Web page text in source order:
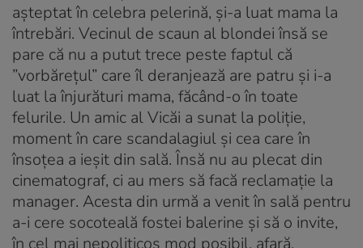
așteptat în celebra pelerină, și-a luat mama la
întrebări. Vecinul de scaun al blondei însă se
pare că nu a putut trece peste faptul că
”vorbărețul” care îl deranjează are patru și i-a
luat la înjurături mama, făcând-o în toate
felurile. Un amic al Vicăi a sunat la poliție,
moment în care scandalagiul și cea care în
însoțea a ieșit din sală. Însă nu au plecat din
cinematograf, ci au mers să facă reclamație la
manager. Acesta din urmă a venit în sală pentru
a-i cere socoteală fostei balerine și să o invite,
în cel mai nepoliticos mod posibil, afară.